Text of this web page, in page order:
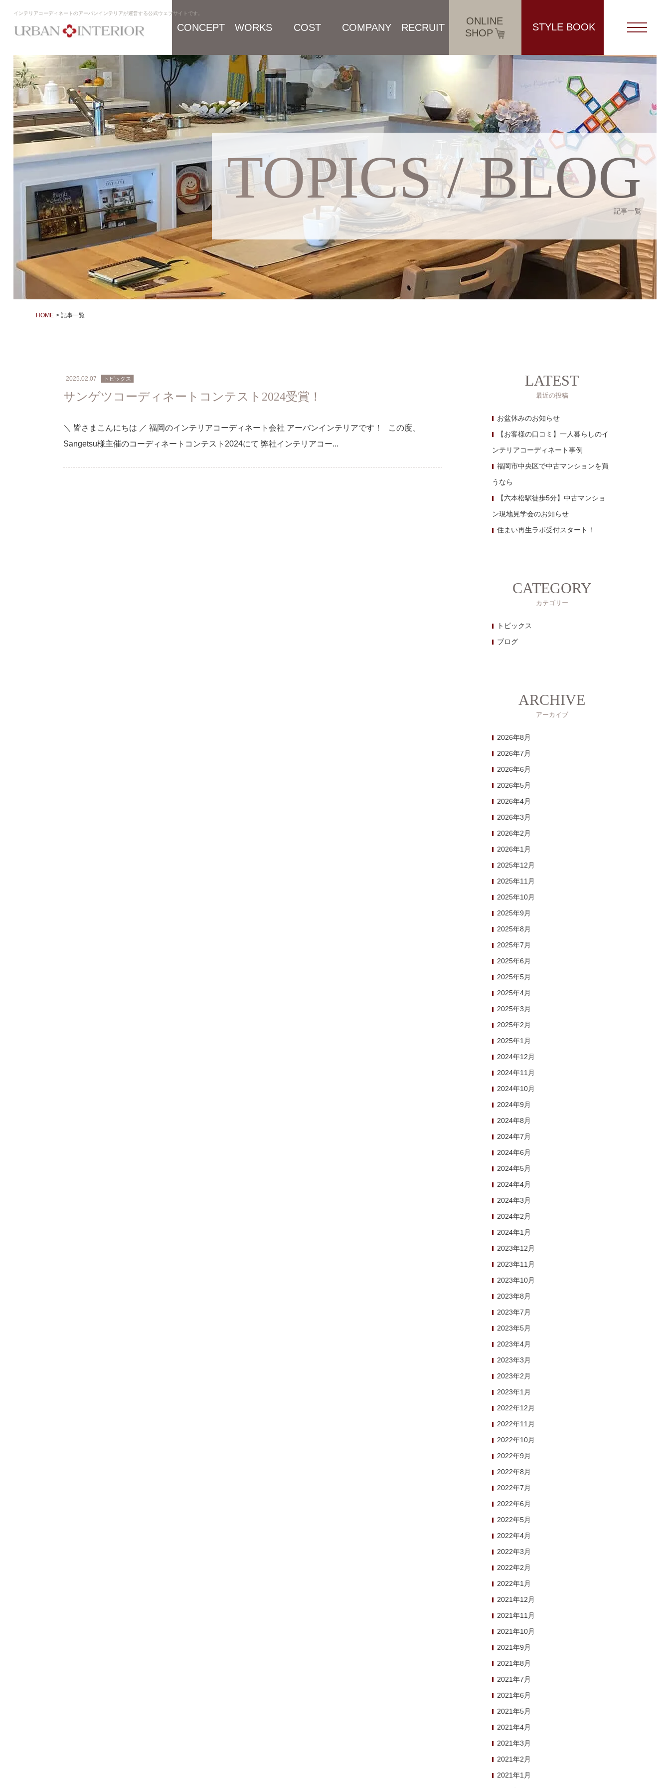
インテリアコーディネートのアーバンインテリアが運営する公式ウェブサイトです。
CONCEPT WORKS COST COMPANY RECRUIT
ONLINE
SHOP
STYLE BOOK
TOPICS / BLOG
記事一覧
HOME 記事一覧
2025.02.07 トピックス
サンゲツコーディネートコンテスト2024受賞！
＼ 皆さまこんにちは ／ 福岡のインテリアコーディネート会社 アーバンインテリアです！ この度、
Sangetsu様主催のコーディネートコンテスト2024にて 弊社インテリアコー...
LATEST
最近の投稿
お盆休みのお知らせ
【お客様の口コミ】一人暮らしのイ
ンテリアコーディネート事例
福岡市中央区で中古マンションを買
うなら
【六本松駅徒歩5分】中古マンショ
ン現地見学会のお知らせ
住まい再生ラボ受付スタート！
CATEGORY
カテゴリー
トピックス
ブログ
ARCHIVE
アーカイブ
2026年8月
2026年7月
2026年6月
2026年5月
2026年4月
2026年3月
2026年2月
2026年1月
2025年12月
2025年11月
2025年10月
2025年9月
2025年8月
2025年7月
2025年6月
2025年5月
2025年4月
2025年3月
2025年2月
2025年1月
2024年12月
2024年11月
2024年10月
2024年9月
2024年8月
2024年7月
2024年6月
2024年5月
2024年4月
2024年3月
2024年2月
2024年1月
2023年12月
2023年11月
2023年10月
2023年8月
2023年7月
2023年5月
2023年4月
2023年3月
2023年2月
2023年1月
2022年12月
2022年11月
2022年10月
2022年9月
2022年8月
2022年7月
2022年6月
2022年5月
2022年4月
2022年3月
2022年2月
2022年1月
2021年12月
2021年11月
2021年10月
2021年9月
2021年8月
2021年7月
2021年6月
2021年5月
2021年4月
2021年3月
2021年2月
2021年1月